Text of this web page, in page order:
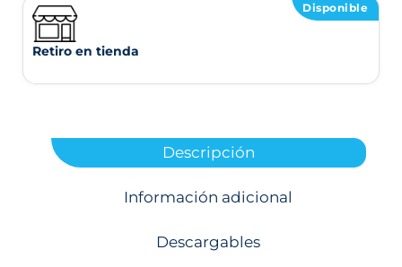
Disponible
Retiro en tienda
Descripción
Información adicional
Descargables